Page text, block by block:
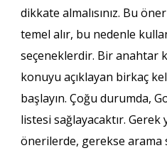
dikkate almalısınız. Bu
temel alır, bu nedenle
seçeneklerdir. Bir anahtar
konuyu açıklayan birkaç
başlayın. Çoğu durumda,
listesi sağlayacaktır. Gerek
önerilerde, gerekse arama